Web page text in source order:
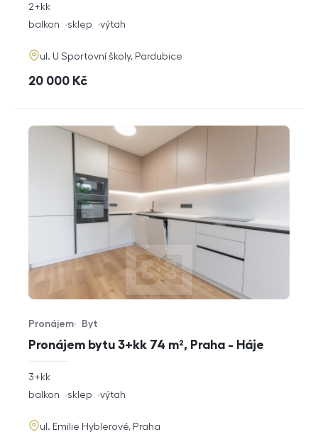
rozměry
dispozice
2+kk
funkce
balkon sklep výtah
adresa
ul. U Sportovní školy, Pardubice
cena
20 000 Kč
Pronájem bytu 3+kk 74 m², Praha - Háje
Typ nabídky
Pronájem
Typ nemovitosti
Byt
rozměry
3+kk
funkce
balkon sklep výtah
adresa
ul. Emilie Hyblerové, Praha